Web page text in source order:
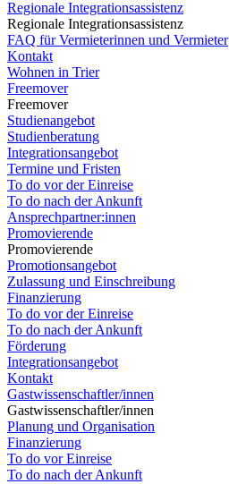
Regionale Integrationsassistenz
Regionale Integrationsassistenz
FAQ für Vermieterinnen und Vermieter
Kontakt
Wohnen in Trier
Freemover
Freemover
Studienangebot
Studienberatung
Integrationsangebot
Termine und Fristen
To do vor der Einreise
To do nach der Ankunft
Ansprechpartner:innen
Promovierende
Promovierende
Promotionsangebot
Zulassung und Einschreibung
Finanzierung
To do vor der Einreise
To do nach der Ankunft
Förderung
Integrationsangebot
Kontakt
Gastwissenschaftler/innen
Gastwissenschaftler/innen
Planung und Organisation
Finanzierung
To do vor Einreise
To do nach der Ankunft